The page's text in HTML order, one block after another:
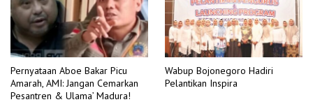
Pernyataan Aboe Bakar Picu
Amarah, AMI: Jangan Cemarkan
Pesantren & Ulama’ Madura!
Wabup Bojonegoro Hadiri
Pelantikan Inspira